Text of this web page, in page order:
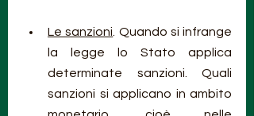
Le sanzioni . Quando si infrange
la legge lo Stato applica
determinate sanzioni. Quali
sanzioni si applicano in ambito